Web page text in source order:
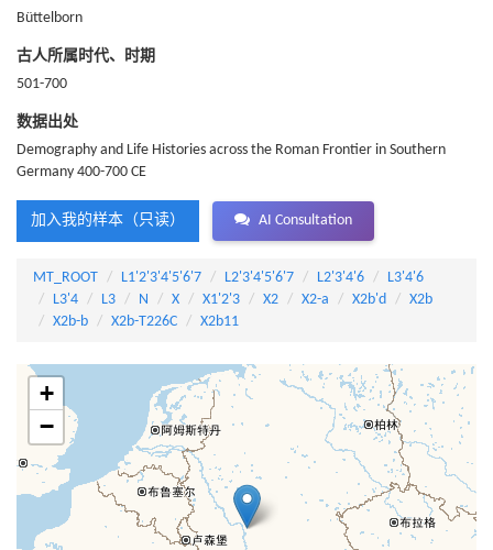
Büttelborn
古人所属时代、时期
501-700
数据出处
Demography and Life Histories across the Roman Frontier in Southern
Germany 400-700 CE
加入我的样本（只读） AI Consultation
MT_ROOT L1'2'3'4'5'6'7 L2'3'4'5'6'7 L2'3'4'6
L3'4'6
L3'4
L3 N X X1'2'3 X2 X2-a X2b'd
X2b
X2b-b
X2b-T226C X2b11
+
−